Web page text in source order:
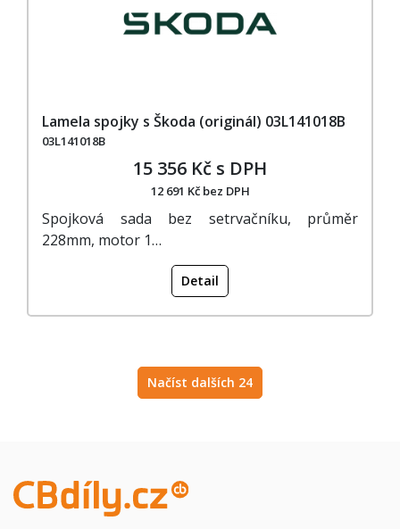
Lamela spojky s Škoda (originál) 03L141018B
03L141018B
15 356 Kč s DPH
12 691 Kč bez DPH
Spojková sada bez setrvačníku, průměr
228mm, motor 1…
Detail
Načíst dalších 24